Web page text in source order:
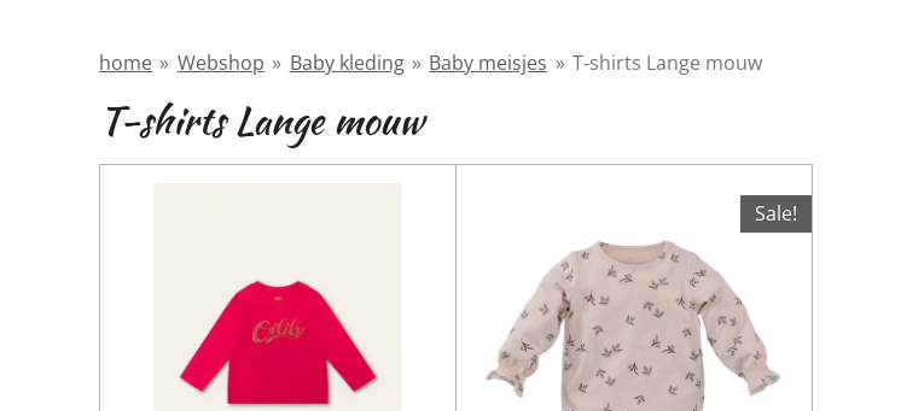
home » Webshop » Baby kleding » Baby meisjes » T-shirts Lange mouw
T-shirts Lange mouw
Sale!